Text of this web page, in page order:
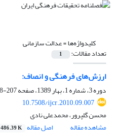
کلیدواژه‌ها =عدالت سازمانی
تعداد مقالات: 1
ارزش‌های فرهنگی و انصاف:
دوره 3، شماره 1، بهار 1389، صفحه
207-228
10.7508/ijcr.2010.09.007
محسن گلپرور، محمدعلی نادی
مشاهده مقاله
اصل مقاله 486.39 K